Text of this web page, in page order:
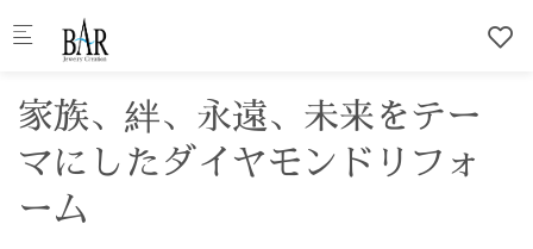
Skip to main content
家族、絆、永遠、未来をテー
マにしたダイヤモンドリフォ
ーム